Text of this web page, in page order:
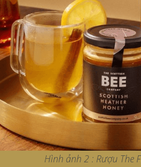
Hình ảnh 2 : Rượu The